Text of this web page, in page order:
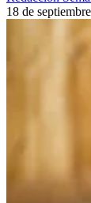
18 de